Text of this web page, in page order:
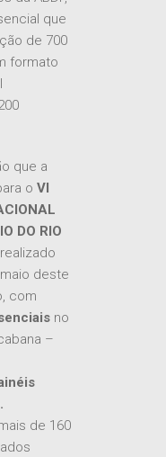
que
de 700
formato
que a
o VI
DO RIO
deste
com
no
–
de 160